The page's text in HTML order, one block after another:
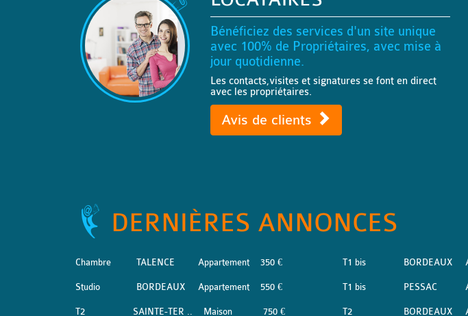
Bénéficiez des services d'un site unique
avec 100% de Propriétaires, avec mise à
jour quotidienne.
Les contacts,visites et signatures se font en direct
avec les propriétaires.
Avis de clients
DERNIÈRES ANNONCES
Chambre TALENCE Appartement 350 €
Studio BORDEAUX Appartement 550 €
T2 SAINTE-TER .. Maison 750 €
T1 bis BORDEAUX
T1 bis PESSAC
T2 BORDEAUX